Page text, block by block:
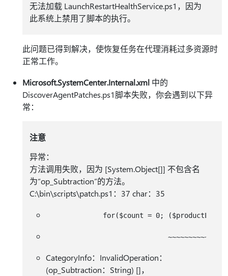
无法加载 LaunchRestartHealthService.ps1，因为
此系统上禁用了脚本的执行。
此问题已得到解决，使恢复任务在代理消耗过多资源时
正常工作。
Microsoft.SystemCenter.Internal.xml 中的
DiscoverAgentPatches.ps1脚本失败，你会遇到以下异
常：
注意
异常：
方法调用失败，因为 [System.Object[]] 不包含名
为“op_Subtraction”的方法。
C:\bin\scripts\patch.ps1：37 char：35
CategoryInfo：InvalidOperation：
(op_Subtraction：String) []，